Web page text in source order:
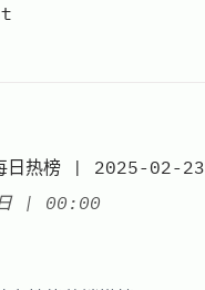
热榜 | 2025-02-23
| at
00:00